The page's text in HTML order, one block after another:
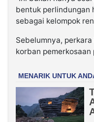
bentuk perlindungan
sebagai kelompok
Sebelumnya,
korban